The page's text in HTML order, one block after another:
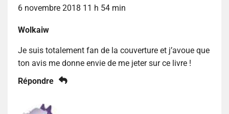
6 novembre 2018 11 h 54 min
Wolkaiw
Je suis totalement fan de la couverture et j’avoue que
ton avis me donne envie de me jeter sur ce livre !
Répondre